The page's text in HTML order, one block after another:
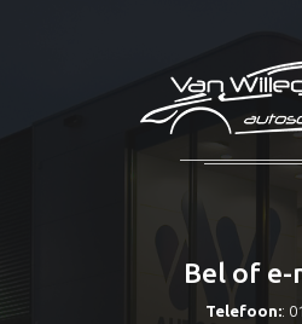
Bel of e-
Telefoon::